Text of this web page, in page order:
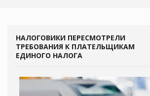
НАЛОГОВИКИ ПЕРЕСМОТРЕЛИ
ТРЕБОВАНИЯ К ПЛАТЕЛЬЩИКАМ
ЕДИНОГО НАЛОГА